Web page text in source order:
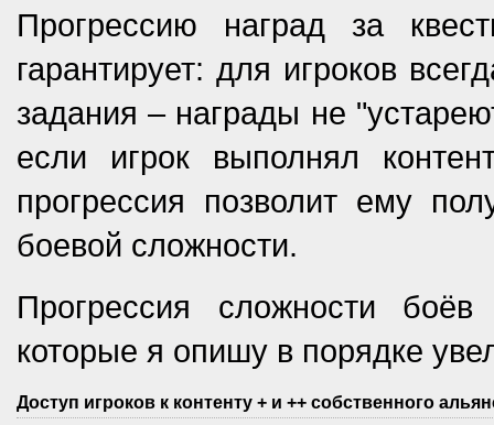
Прогрессию наград за
гарантирует: для игроков
задания – награды не
если игрок выполнял
прогрессия позволит ему
боевой сложности.
Прогрессия сложности боёв
которые я опишу в порядке
Доступ игроков к контенту + и ++ собственного